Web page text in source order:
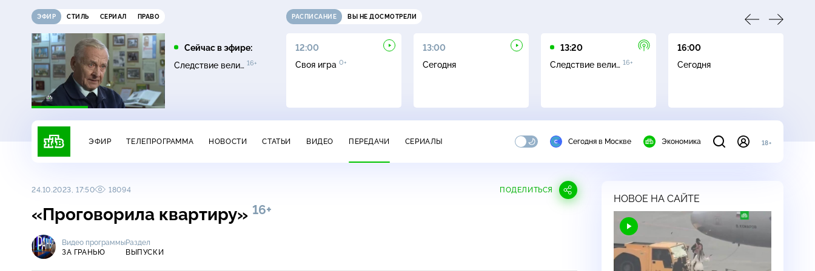
ЭФИР СТИЛЬ СЕРИАЛ ПРАВО
Сейчас в эфире:
Следствие вели… 16+
РАСПИСАНИЕ ВЫ НЕ ДОСМОТРЕЛИ
10:00
Сатья
16+
11:00
Основано на реальных
12:00
Своя игра 0+
13:00
Сегодня
13:20
Следствие вели… 16+
16:00
Сегодня
ЭФИР ТЕЛЕПРОГРАММА НОВОСТИ СТАТЬИ ВИДЕО ПЕРЕДАЧИ СЕРИАЛЫ Сегодня в Москве Экономика 18+
24.10.2023, 17:50 18094 ПОДЕЛИТЬСЯ
«Проговорила квартиру» 16+
Видео программы
ЗА ГРАНЬЮ
Раздел
ВЫПУСКИ
НОВОЕ НА САЙТЕ